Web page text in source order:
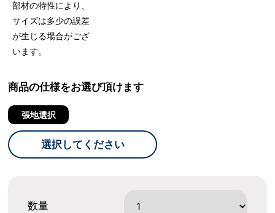
部材の特性により、
サイズは多少の誤差
が生じる場合がござ
います。
商品の仕様をお選び頂けます
張地選択
選択してください
数量